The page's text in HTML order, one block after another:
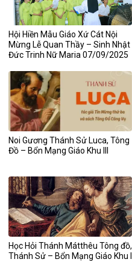
Hội Hiền Mẫu Giáo Xứ Cát Nội
Mừng Lễ Quan Thầy – Sinh Nhật
Đức Trinh Nữ Maria 07/09/2025
Noi Gương Thánh Sử Luca, Tông
Đồ – Bổn Mạng Giáo Khu III
Học Hỏi Thánh Mátthêu Tông đồ,
Thánh Sử – Bổn Mạng Giáo Khu I